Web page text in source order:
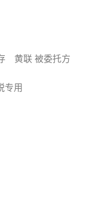
黄联 被委托方
专用